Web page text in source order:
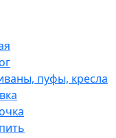
пуфы, кресла